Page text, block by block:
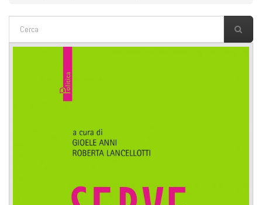
FORM DI RICERCA